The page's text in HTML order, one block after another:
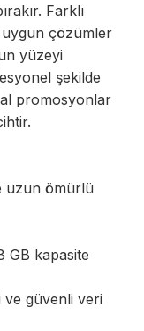
Farklı
çözümler
yüzeyi
şekilde
promosyonlar
uzun ömürlü
GB kapasite
ve güvenli veri